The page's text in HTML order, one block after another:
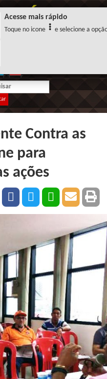
Contra as
para
ações
Acesse mais rápido
Toque no icone e selecione a